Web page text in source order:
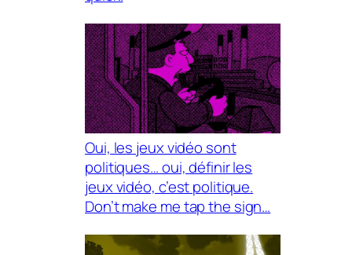
Oui, les jeux vidéo sont
politiques… oui, définir les
jeux vidéo, c’est politique.
Don’t make me tap the sign…